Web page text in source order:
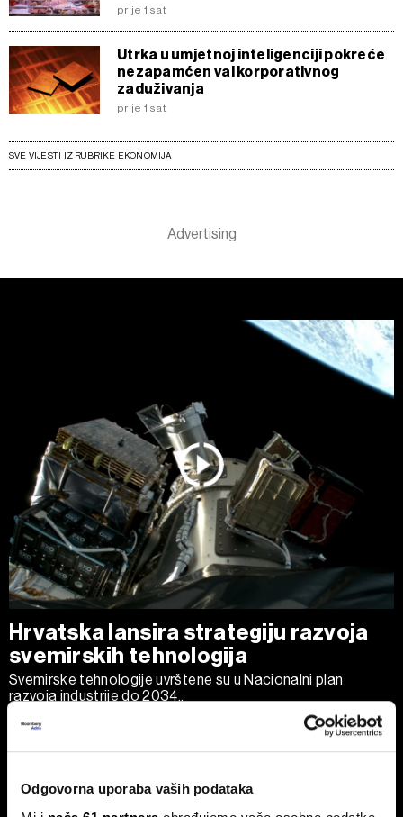
Odgovorna uporaba vaših podataka
prije 1 sat
Utrka u umjetnoj inteligenciji pokreće
nezapamćen val korporativnog
zaduživanja
prije 1 sat
SVE VIJESTI IZ RUBRIKE EKONOMIJA
Hrvatska lansira strategiju razvoja
svemirskih tehnologija
Svemirske tehnologije uvrštene su u Nacionalni plan
razvoja industrije do 2034..